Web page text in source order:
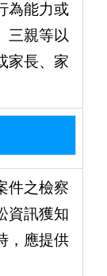
為能力或
三親等以
家長、家
件之檢察
資訊獲知
，應提供